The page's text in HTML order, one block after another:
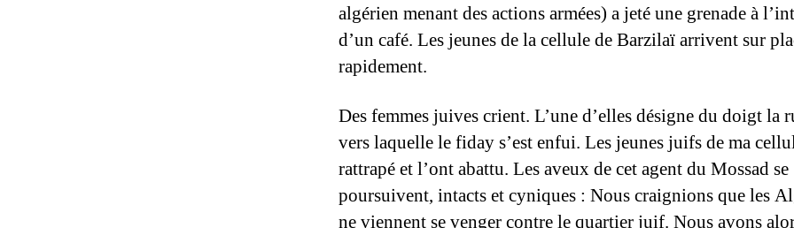
algérien menant des actions armées) a jeté une grenade à
d’un café. Les jeunes de la cellule de Barzilaï arrivent sur
rapidement.
Des femmes juives crient. L’une d’elles désigne du doigt la
vers laquelle le fiday s’est enfui. Les jeunes juifs de ma
rattrapé et l’ont abattu. Les aveux de cet agent du Mossad se
poursuivent, intacts et cyniques : Nous craignions que les
ne viennent se venger contre le quartier juif. Nous avons